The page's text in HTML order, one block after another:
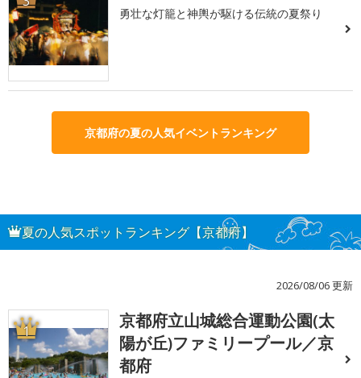
勇壮な灯籠と神輿が駆ける伝統の夏祭り
京都府の夏の人気イベントランキング
夏の人気スポットランキング【京都府】
2026/08/06 更新
1
京都府立山城総合運動公園(太
陽が丘)ファミリープール／京
都府